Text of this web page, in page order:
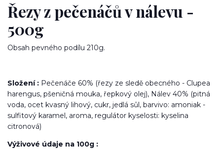
Řezy z pečenáčů v nálevu -
500g
Obsah pevného podílu 210g.
Složení : Pečenáče 60% (řezy ze sledě obecného - Clupea
harengus, pšeničná mouka, řepkový olej), Nálev 40% (pitná
voda, ocet kvasný lihový, cukr, jedlá sůl, barvivo: amoniak -
sulfitový karamel, aroma, regulátor kyselosti: kyselina
citronová)
Výživové údaje na 100g :